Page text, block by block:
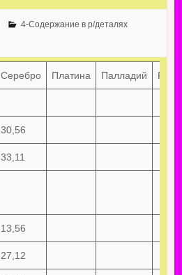
4-Содержание в р/деталях
Серебро Платина Палладий
30,56
33,11
13,56
27,12